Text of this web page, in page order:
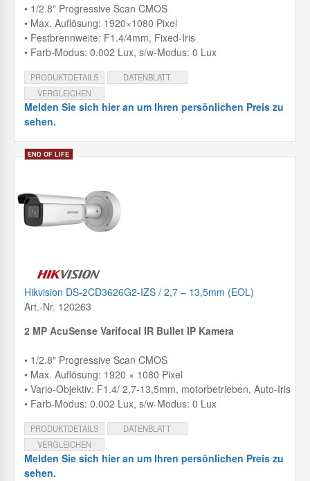
• 1/2.8″ Progressive Scan CMOS
• Max. Auflösung: 1920×1080 Pixel
• Festbrennweite: F1.4/4mm, Fixed-Iris
• Farb-Modus: 0.002 Lux, s/w-Modus: 0 Lux
PRODUKTDETAILS
DATENBLATT
VERGLEICHEN
Melden Sie sich hier an um Ihren persönlichen Preis zu
sehen.
Hikvision DS-2CD3626G2-IZS / 2,7 – 13,5mm (EOL)
Art.-Nr. 120263
2 MP AcuSense Varifocal IR Bullet IP Kamera
• 1/2.8″ Progressive Scan CMOS
• Max. Auflösung: 1920 × 1080 Pixel
• Vario-Objektiv: F1.4/ 2,7-13,5mm, motorbetrieben, Auto-Iris
• Farb-Modus: 0.002 Lux, s/w-Modus: 0 Lux
PRODUKTDETAILS
DATENBLATT
VERGLEICHEN
Melden Sie sich hier an um Ihren persönlichen Preis zu
sehen.